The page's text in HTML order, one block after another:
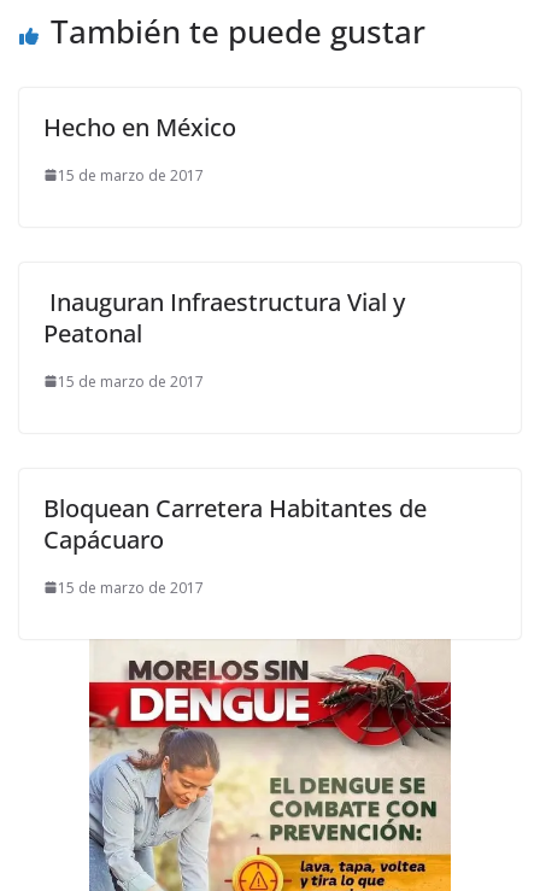
También te puede gustar
Hecho en México
15 de marzo de 2017
Inauguran Infraestructura Vial y
Peatonal
15 de marzo de 2017
Bloquean Carretera Habitantes de
Capácuaro
15 de marzo de 2017